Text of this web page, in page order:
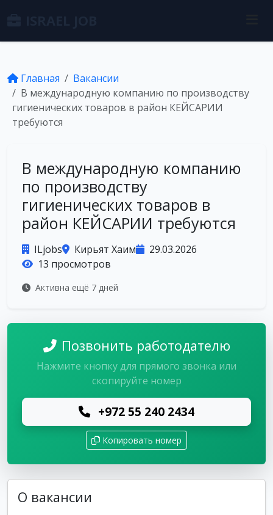
Главная
Вакансии
В международную компанию по производству
гигиенических товаров в район КЕЙСАРИИ
требуются
В международную компанию
по производству
гигиенических товаров в
район КЕЙСАРИИ требуются
ILjobs Кирьят Хаим
29.03.2026
13 просмотров
Активна ещё 7 дней
Позвонить работодателю
Нажмите кнопку для прямого звонка или
скопируйте номер
+972 55 240 2434
Копировать номер
О вакансии